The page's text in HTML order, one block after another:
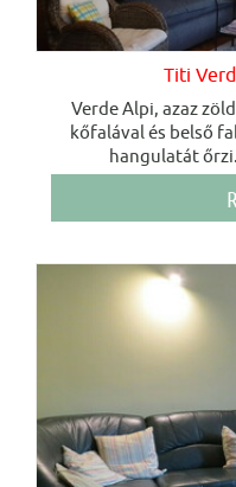
Titi
Verde Alpi, azaz
kőfalával és belső
hangulatát